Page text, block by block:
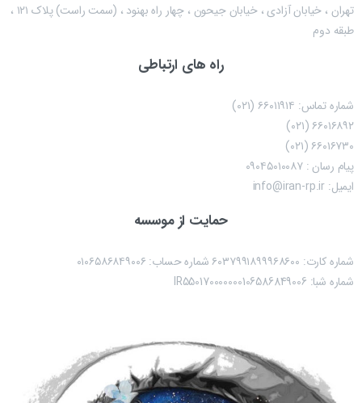
تهران ، خیابان آزادی ، خیابان جیحون ، چهار راه بهنود ، (سمت راست) پلاک ۱۲۱ ،
طبقه دوم
راه های ارتباطی
شماره تماس: ۶۶۰۱۱۹۱۴ (۰۲۱)
۶۶۰۱۶۸۹۲ (۰۲۱)
۶۶۰۱۶۷۳۰ (۰۲۱)
پیام رسان : ۰۹۰۴۵۰۱۰۰۸۷
ایمیل: info@iran-rp.ir
حمایت از موسسه
شماره کارت: ۶۰۳۷۹۹۱۸۹۹۹۶۸۶۰۰ شماره حساب:‌ ۰۱۰۶۵۸۶۸۴۹۰۰۶
شماره شبا: IR550170000000106586849006